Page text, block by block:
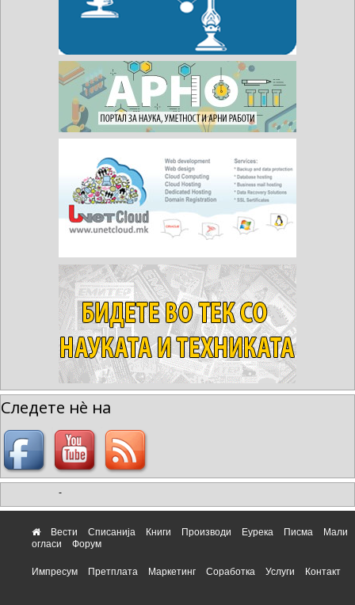
Следете нè на
-
Вести Списанија Книги Производи Еурека Писма
Мали
огласи
Форум
Импресум Претплата Маркетинг Соработка Услуги Контакт